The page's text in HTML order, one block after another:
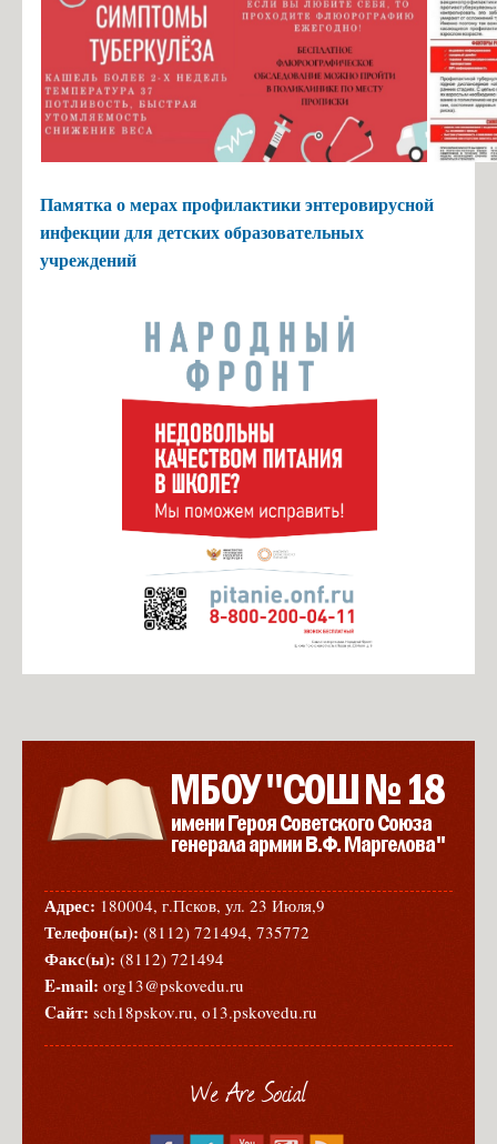
Памятка о мерах профилактики энтеровирусной
инфекции для детских образовательных
учреждений
Адрес: 180004, г.Псков, ул. 23 Июля,9
Телефон(ы): (8112) 721494, 735772
Факс(ы): (8112) 721494
E-mail: org13@pskovedu.ru
Cайт: sch18pskov.ru, o13.pskovedu.ru
We Are Social